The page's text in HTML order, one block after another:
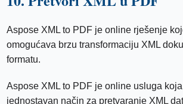
Aspose XML to PDF je online rješenje
omogućava brzu transformaciju XML
formatu.
Aspose XML to PDF je online usluga
jednostavan način za pretvaranje XML